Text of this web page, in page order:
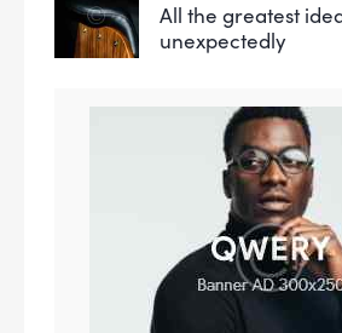
All the greatest
unexpectedly